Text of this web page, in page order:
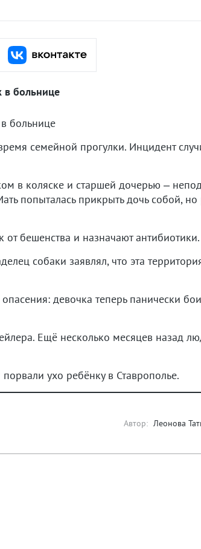
в больнице
больнице
семейной прогулки. Инцидент
в коляске и старшей дочерью –
попыталась прикрыть дочь собой,
бешенства и назначают антибиотики.
собаки заявлял, что эта
девочка теперь панически
Ещё несколько месяцев назад
ухо ребёнку в Ставрополье.
Автор: Леонова